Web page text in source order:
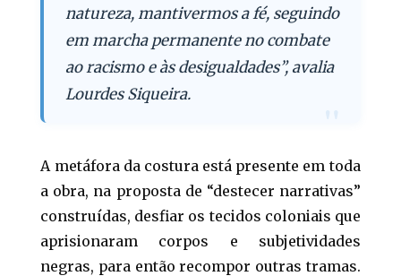
natureza, mantivermos a fé, seguindo
em marcha permanente no combate
ao racismo e às desigualdades”, avalia
Lourdes Siqueira.
A metáfora da costura está presente em toda
a obra, na proposta de “destecer narrativas”
construídas, desfiar os tecidos coloniais que
aprisionaram corpos e subjetividades
negras, para então recompor outras tramas.